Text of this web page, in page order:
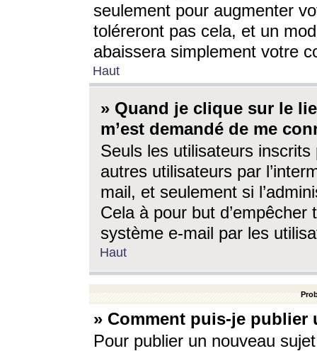
seulement pour augmenter
toléreront pas cela, et un
abaissera simplement votre
Haut
» Quand je clique sur le
m’est demandé de me
Seuls les utilisateurs
autres utilisateurs par
mail, et seulement si
Cela à pour but
système e-mail par les
Haut
» Comment puis-je
Pour publier un nouveau